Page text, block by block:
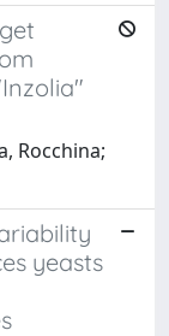
Rocchina;
yeasts